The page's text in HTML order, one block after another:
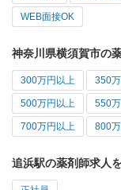
WEB面接OK
神奈川県横須賀市の
300万円以上 350
500万円以上 550
700万円以上 800
追浜駅の薬剤師求人